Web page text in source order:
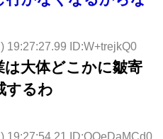
19:27:27.99 ID:W+trejkQ0
大体どこかに皺寄
するわ
19:27:54.21 ID:QQeDaMCd0